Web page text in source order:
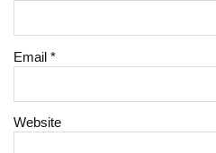
Email*
Website